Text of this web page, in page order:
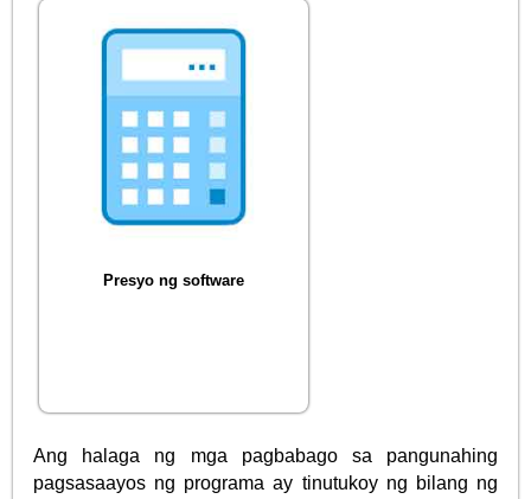
Presyo ng software
Ang halaga ng mga pagbabago sa pangunahing
pagsasaayos ng programa ay tinutukoy ng bilang ng